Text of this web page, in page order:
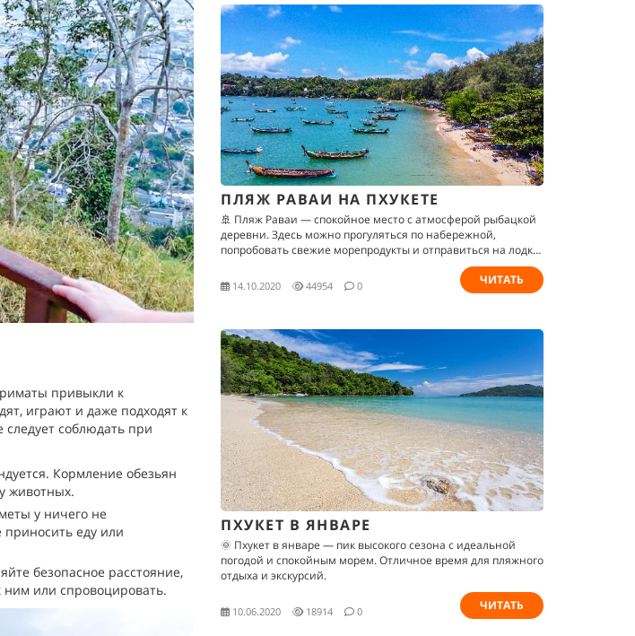
привыкли к
играют и даже подходят к
соблюдать при
Кормление обезьян
животных.
у ничего не
еду или
безопасное расстояние,
ним или спровоцировать.
ПЛЯЖ РАВАИ НА ПХУКЕТЕ
🚢 Пляж Раваи — спокойное место с атмосферой рыбацкой
деревни. Здесь можно прогуляться по набережной,
попробовать свежие морепродукты и отправиться на лодке
14.10.2020 44954 0 ЧИТАТЬ
ПХУКЕТ В ЯНВАРЕ
🌞 Пхукет в январе — пик высокого сезона с идеальной
погодой и спокойным морем. Отличное время для пляжного
отдыха и экскурсий.
10.06.2020 18914 0 ЧИТАТЬ